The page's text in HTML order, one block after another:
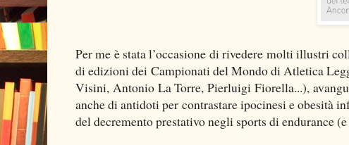
Per me è stata l’occasione di rivedere molti illustri
di edizioni dei Campionati del Mondo di Atletica
Visini, Antonio La Torre, Pierluigi Fiorella...),
anche di antidoti per contrastare ipocinesi e obesità
del decremento prestativo negli sports di endurance